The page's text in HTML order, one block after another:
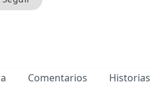
Comentarios Historias